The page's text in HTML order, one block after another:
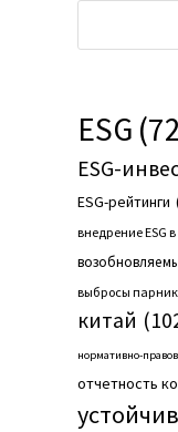
ESG
ESG-
ESG-рейтинги
внедрение ESG
выбросы
китай
нормативно-
отчетность